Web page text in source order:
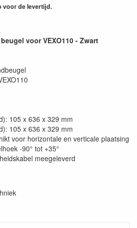
voor de levertijd.
voor VEXO110 - Zwart
105 x 636 x 329 mm
105 x 636 x 329 mm
voor horizontale en verticale plaatsing
-90° tot +35°
meegeleverd